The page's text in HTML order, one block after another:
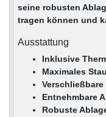
seine robusten
tragen können und
Ausstattung
Inklusive
Maximales
Entnehmbare
Robuste